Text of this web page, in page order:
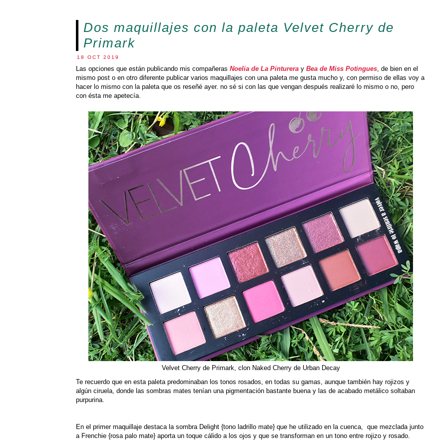
Dos maquillajes con la paleta Velvet Cherry de
Primark
18 OCT 2019
Las opciones que están publicando mis compañeras Noelia de La Pinturera y Bea de Miss Potingues, de bien en el
mismo post o en otro diferente publicar varios maquillajes con una paleta me gusta mucho y, con permiso de ellas voy a
hacer lo mismo con la paleta que os reseñé ayer. no sé si con las que vengan después realizaré lo mismo o no, pero
con ésta me apetecía.
Velvet Cherry de Primark, clon Naked Cherry de Urban Decay
Te recuerdo que en esta paleta predominaban los tonos rosados, en todas su gamas, aunque también hay rojizos y
algún ciruela, donde las sombras mates tenían una pigmentación bastante buena y las de acabado metálico soltaban
purpurina.
En el primer maquillaje destaca la sombra Delight {tono ladrillo mate} que he utilizado en la cuenca, que mezclada junto
a Frenchie {rosa palo mate} aporta un toque cálido a los ojos y que se transforman en un tono entre rojizo y rosado.